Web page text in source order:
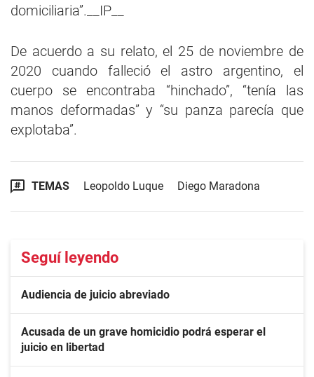
domiciliaria”.__IP__
De acuerdo a su relato, el 25 de noviembre de
2020 cuando falleció el astro argentino, el
cuerpo se encontraba “hinchado”, “tenía las
manos deformadas” y “su panza parecía que
explotaba”.
TEMAS Leopoldo Luque Diego Maradona
Seguí leyendo
Audiencia de juicio abreviado
Acusada de un grave homicidio podrá esperar el
juicio en libertad